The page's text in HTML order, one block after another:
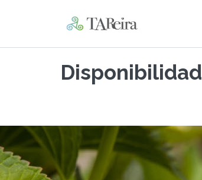
Disponibilidad